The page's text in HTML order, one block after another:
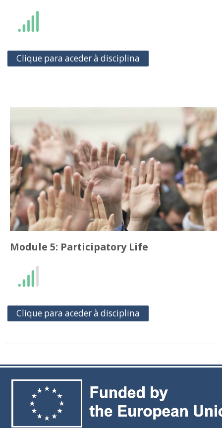
Clique para aceder à disciplina
Module 5: Participatory Life
Clique para aceder à disciplina